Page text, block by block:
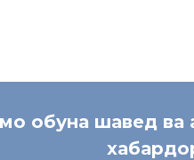
обуна шавед ва